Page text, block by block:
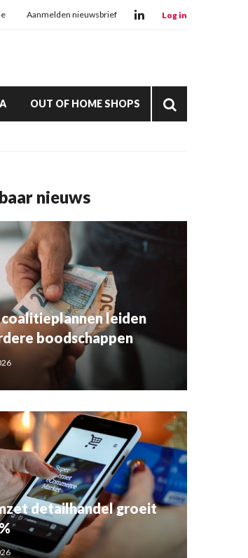
Aanmelden nieuwsbrief Log in
OUT OF HOME SHOPS
nieuws
leiden
boodschappen
detailhandel groeit